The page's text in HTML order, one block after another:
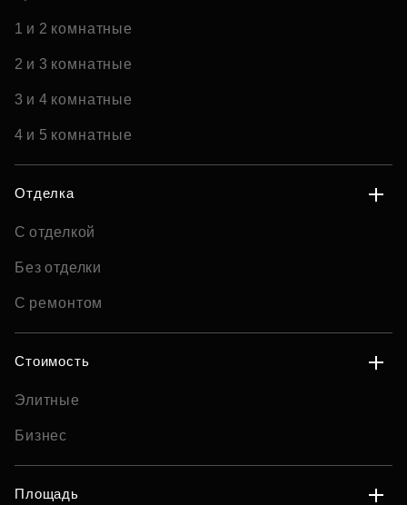
1 и 2 комнатные
2 и 3 комнатные
3 и 4 комнатные
4 и 5 комнатные
Отделка
С отделкой
Без отделки
С ремонтом
Стоимость
Элитные
Бизнес
Площадь